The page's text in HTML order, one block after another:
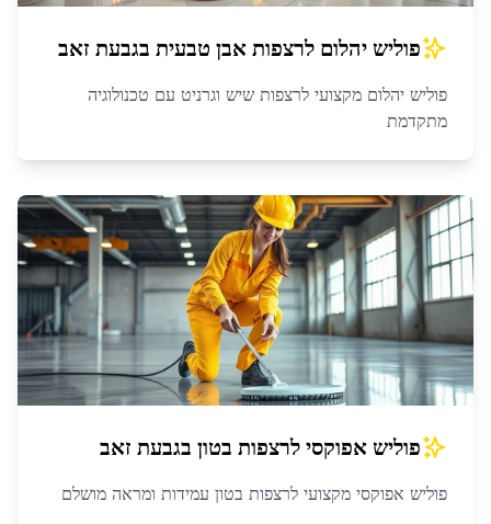
פוליש יהלום לרצפות אבן טבעית בגבעת זאב
פוליש יהלום מקצועי לרצפות שיש וגרניט עם טכנולוגיה
מתקדמת
פוליש אפוקסי לרצפות בטון בגבעת זאב
פוליש אפוקסי מקצועי לרצפות בטון עמידות ומראה מושלם